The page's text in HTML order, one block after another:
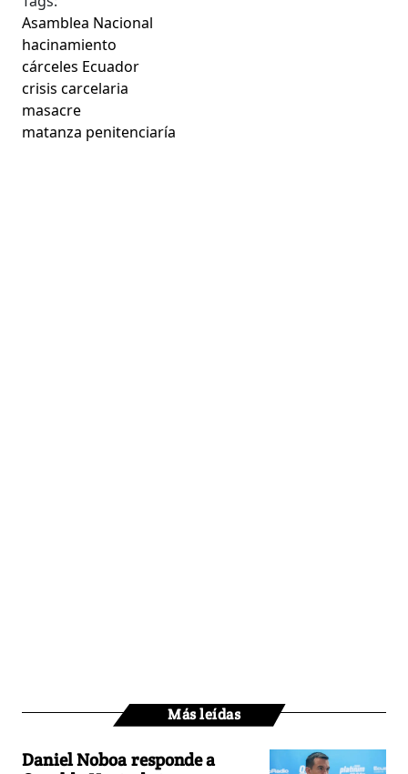
Asamblea Nacional
hacinamiento
cárceles Ecuador
crisis carcelaria
masacre
matanza penitenciaría
Más leídas
Daniel Noboa responde a